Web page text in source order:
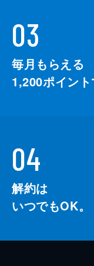
03
毎月もらえる
1,200ポイント
04
解約は
いつでもOK。